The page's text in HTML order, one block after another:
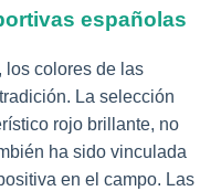
españolas
los colores de las
La selección
rojo brillante, no
ha sido vinculada
en el campo. Las